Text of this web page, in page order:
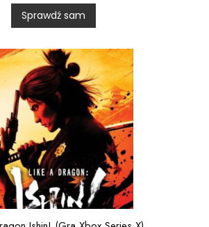
0
o
t
Sprawdź sam